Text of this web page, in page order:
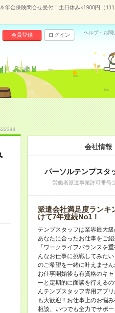
年金保険問合せ受付！土日休み×1900円（
会員登録 ログイン ヘルプ・お問
会社情報
パーソルテンプスタ
労働者派遣事業許可番号:
派遣会社満足度ランキ
けて7年連続No1！
テンプスタッフは業界最大級
あなたに合ったお仕事をご紹
「ワークライフバランスを
んなお仕事に挑戦してみた
のご希望を一緒に叶えません
お仕事開始後も有資格のキ
ーと定期的に面談を行える
んテンプスタッフ専用アプ
も大歓迎！お仕事上のお悩
相談、いつでも全力でサポー